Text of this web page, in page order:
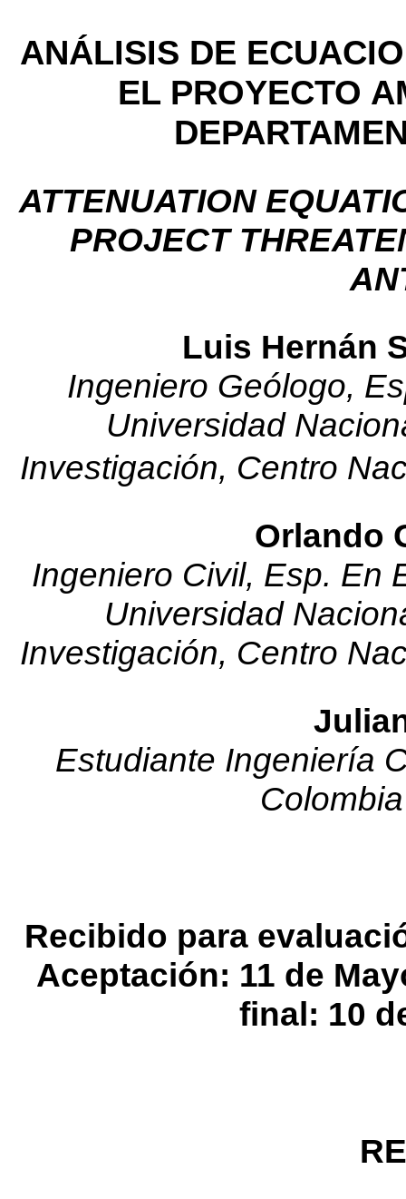
ANÁLISIS DE
EL PROYECTO
ATTENUATION
PROJECT
Luis Hernán
Ingeniero Geólogo,
Universidad
Investigación, Centro
Orlando
Ingeniero Civil, Esp. En
Universidad
Investigación, Centro
Estudiante Ingeniería
Recibido para
Aceptación: 11 de
final: 10